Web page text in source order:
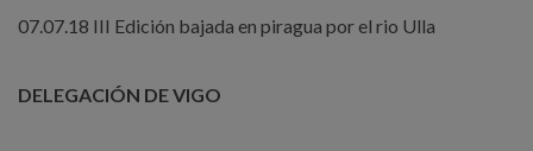
07.07.18 III Edición bajada en piragua por el rio Ulla
DELEGACIÓN DE VIGO